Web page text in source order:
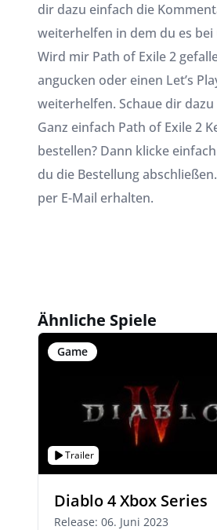
dir dazu einfach die
weiterhelfen in dem du es
Wird mir Path of Exile 2
angucken oder einen Let’s
weiterhelfen. Schaue dir
Ganz einfach Path of Exile 2
bestellen? Dann klicke
du die Bestellung
per E-Mail erhalten.
Ähnliche Spiele
Game
Trailer
Diablo 4 Xbox Series
Release: 06. Juni 2023